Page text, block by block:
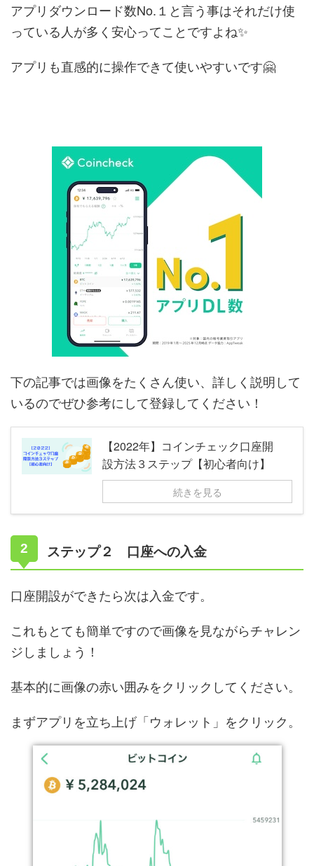
アプリダウンロード数No.１と言う事はそれだけ使
っている人が多く安心ってことですよね✨
アプリも直感的に操作できて使いやすいです🤗
下の記事では画像をたくさん使い、詳しく説明して
いるのでぜひ参考にして登録してください！
【2022年】コインチェック口座開
設方法３ステップ【初心者向け】
続きを見る
ステップ２ 口座への入金
口座開設ができたら次は入金です。
これもとても簡単ですので画像を見ながらチャレン
ジしましょう！
基本的に画像の赤い囲みをクリックしてください。
まずアプリを立ち上げ「ウォレット」をクリック。